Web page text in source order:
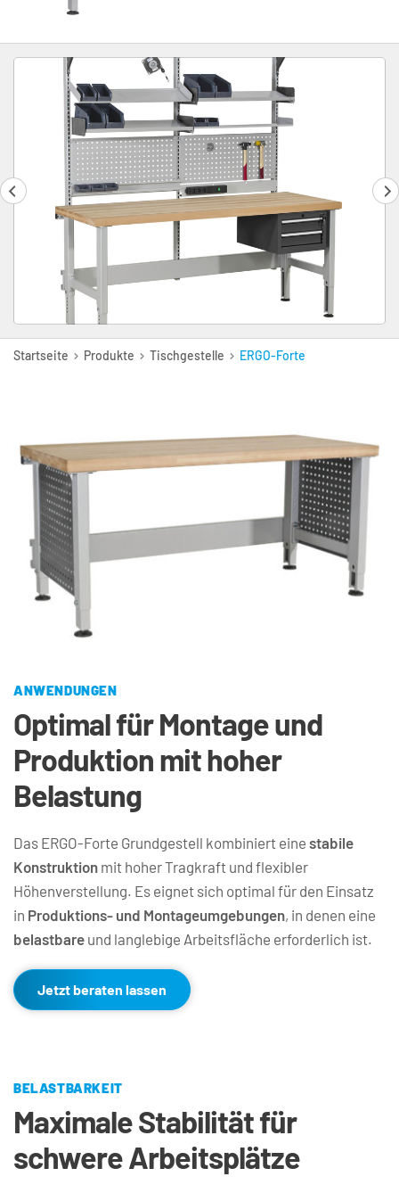
Startseite Produkte Tischgestelle ERGO-Forte
ANWENDUNGEN
Optimal für Montage und
Produktion mit hoher
Belastung
Das ERGO-Forte Grundgestell kombiniert eine stabile
Konstruktion mit hoher Tragkraft und flexibler
Höhenverstellung. Es eignet sich optimal für den Einsatz
in Produktions- und Montageumgebungen
belastbare und langlebige Arbeitsfläche erforderlich ist.
Jetzt beraten lassen
BELASTBARKEIT
Maximale Stabilität für
schwere Arbeitsplätze